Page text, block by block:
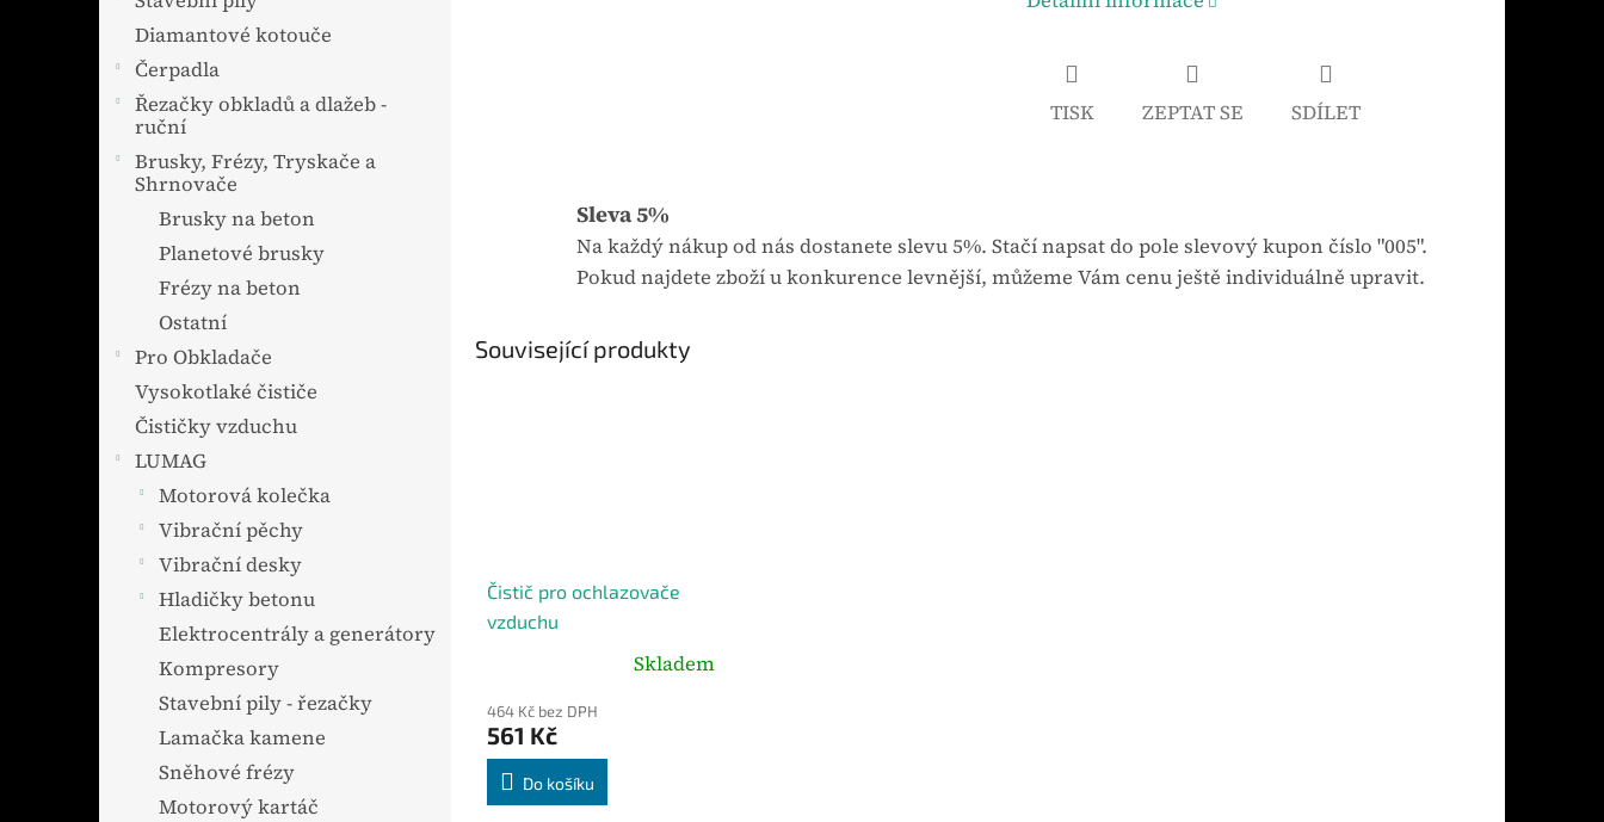
Diamantové kotouče
Čerpadla
Řezačky obkladů a dlažeb -
ruční
Brusky, Frézy, Tryskače a
Shrnovače
Brusky na beton
Planetové brusky
Frézy na beton
Ostatní
Pro Obkladače
Vysokotlaké čističe
Čističky vzduchu
LUMAG
Motorová kolečka
Vibrační pěchy
Vibrační desky
Hladičky betonu
Elektrocentrály a generátory
Kompresory
Stavební pily - řezačky
Lamačka kamene
Sněhové frézy
Motorový kartáč
5
h
v
z
TISK ZEPTAT SE SDÍLET
Sleva 5%
Na každý nákup od nás dostanete slevu 5%. Stačí napsat do pole slevový kupon číslo "005".
Pokud najdete zboží u konkurence levnější, můžeme Vám cenu ještě individuálně upravit.
Související produkty
Čistič pro ochlazovače
vzduchu
Skladem
464 Kč bez DPH
561 Kč
Do košíku